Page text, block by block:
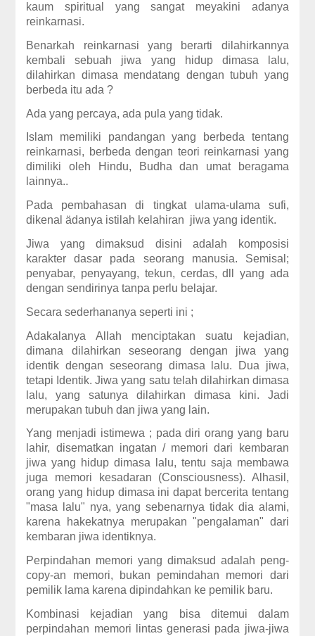
kaum spiritual yang sangat meyakini adanya
reinkarnasi.
Benarkah reinkarnasi yang berarti dilahirkannya
kembali sebuah jiwa yang hidup dimasa lalu,
dilahirkan dimasa mendatang dengan tubuh yang
berbeda itu ada ?
Ada yang percaya, ada pula yang tidak.
Islam memiliki pandangan yang berbeda tentang
reinkarnasi, berbeda dengan teori reinkarnasi yang
dimiliki oleh Hindu, Budha dan umat beragama
lainnya..
Pada pembahasan di tingkat ulama-ulama sufi,
dikenal ädanya istilah kelahiran jiwa yang identik.
Jiwa yang dimaksud disini adalah komposisi
karakter dasar pada seorang manusia. Semisal;
penyabar, penyayang, tekun, cerdas, dll yang ada
dengan sendirinya tanpa perlu belajar.
Secara sederhananya seperti ini ;
Adakalanya Allah menciptakan suatu kejadian,
dimana dilahirkan seseorang dengan jiwa yang
identik dengan seseorang dimasa lalu. Dua jiwa,
tetapi Identik. Jiwa yang satu telah dilahirkan dimasa
lalu, yang satunya dilahirkan dimasa kini. Jadi
merupakan tubuh dan jiwa yang lain.
Yang menjadi istimewa ; pada diri orang yang baru
lahir, disematkan ingatan / memori dari kembaran
jiwa yang hidup dimasa lalu, tentu saja membawa
juga memori kesadaran (Consciousness). Alhasil,
orang yang hidup dimasa ini dapat bercerita tentang
"masa lalu" nya, yang sebenarnya tidak dia alami,
karena hakekatnya merupakan "pengalaman" dari
kembaran jiwa identiknya.
Perpindahan memori yang dimaksud adalah peng-
copy-an memori, bukan pemindahan memori dari
pemilik lama karena dipindahkan ke pemilik baru.
Kombinasi kejadian yang bisa ditemui dalam
perpindahan memori lintas generasi pada jiwa-jiwa